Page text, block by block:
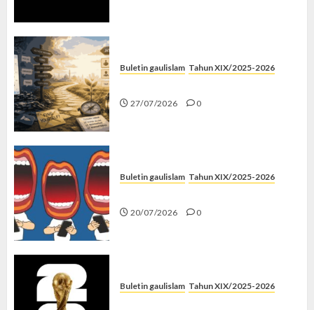
Buletin gaulislam Tahun XIX/2025-2026
27/07/2026 0
Buletin gaulislam Tahun XIX/2025-2026
20/07/2026 0
Buletin gaulislam Tahun XIX/2025-2026